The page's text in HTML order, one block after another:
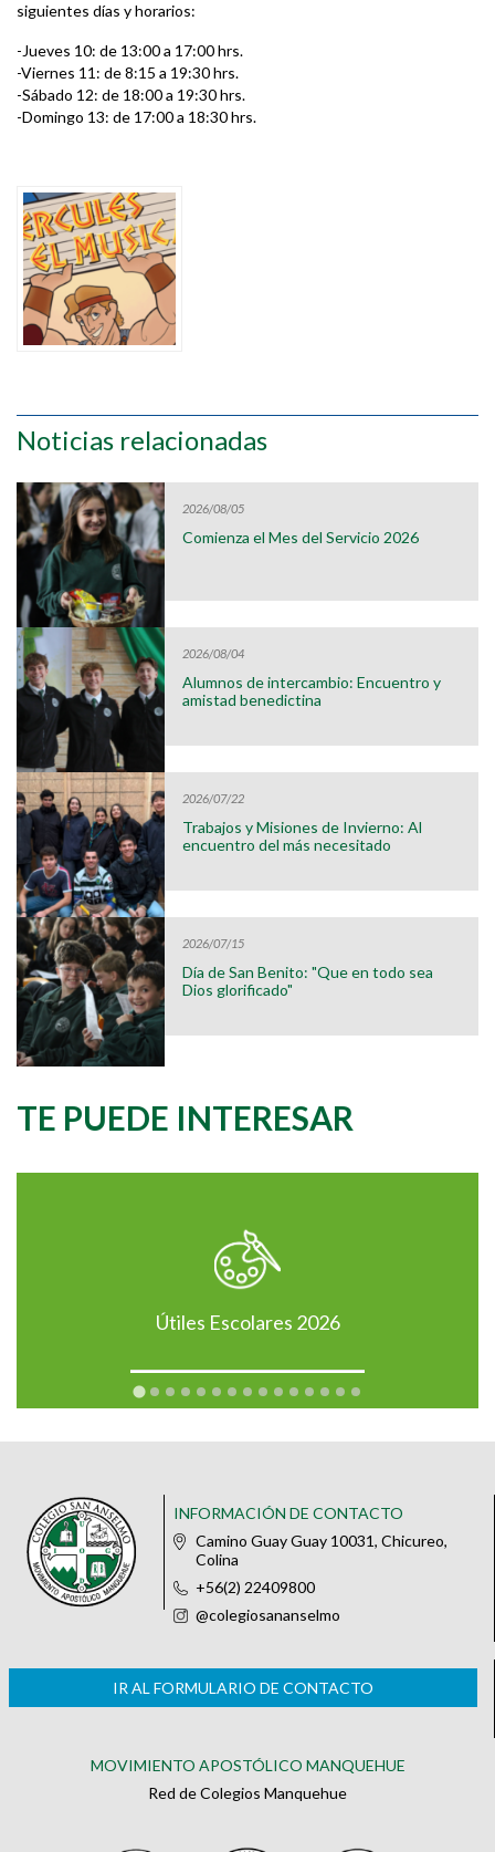
siguientes días y horarios:
-Jueves 10: de 13:00 a 17:00 hrs.
-Viernes 11: de 8:15 a 19:30 hrs.
-Sábado 12: de 18:00 a 19:30 hrs.
-Domingo 13: de 17:00 a 18:30 hrs.
Noticias relacionadas
2026/08/05
Comienza el Mes del Servicio 2026
2026/08/04
Alumnos de intercambio: Encuentro y
amistad benedictina
2026/07/22
Trabajos y Misiones de Invierno: Al
encuentro del más necesitado
2026/07/15
Día de San Benito: "Que en todo sea
Dios glorificado"
TE PUEDE INTERESAR
Útiles Escolares 2026
INFORMACIÓN DE CONTACTO
Camino Guay Guay 10031, Chicureo,
Colina
+56(2) 22409800
@colegiosananselmo
IR AL FORMULARIO DE CONTACTO
MOVIMIENTO APOSTÓLICO MANQUEHUE
Red de Colegios Manquehue